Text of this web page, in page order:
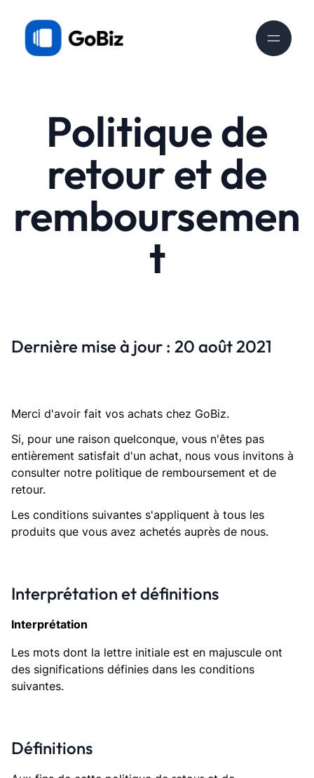
Politique de
retour et de
remboursemen
t
Dernière mise à jour : 20 août 2021
Merci d'avoir fait vos achats chez GoBiz.
Si, pour une raison quelconque, vous n'êtes pas
entièrement satisfait d'un achat, nous vous invitons à
consulter notre politique de remboursement et de
retour.
Les conditions suivantes s'appliquent à tous les
produits que vous avez achetés auprès de nous.
Interprétation et définitions
Interprétation
Les mots dont la lettre initiale est en majuscule ont
des significations définies dans les conditions
suivantes.
Définitions